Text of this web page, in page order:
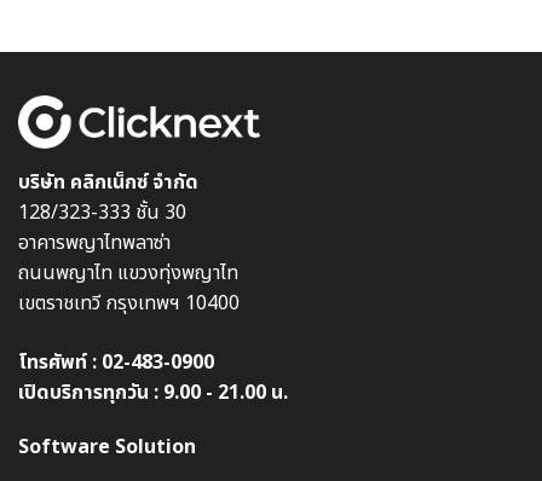
บริษัท คลิกเน็กซ์ จำกัด
128/323-333 ชั้น 30
อาคารพญาไทพลาซ่า
ถนนพญาไท แขวงทุ่งพญาไท
เขตราชเทวี กรุงเทพฯ 10400
โทรศัพท์ : 02-483-0900
เปิดบริการทุกวัน : 9.00 - 21.00 น.
Software Solution